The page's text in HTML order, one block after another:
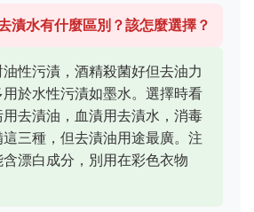
漬水有什麼區別？該怎麼選擇？
性污漬，酒精殺菌好但去油力
於水性污漬如墨水。選擇時看
去漬油，血漬用去漬水，消毒
三種，但去漬油用途最廣。注
漂白成分，別用在彩色衣物